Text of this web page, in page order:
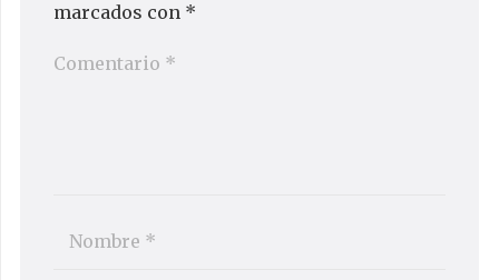
marcados con *